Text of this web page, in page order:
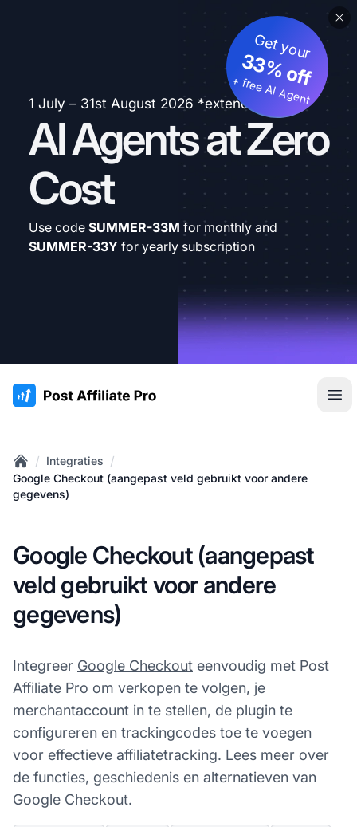
1 July – 31st August 2026 *extended
AI Agents at Zero
Cost
Get your
33% off
+ free AI Agent
Use code SUMMER-33M for monthly and
SUMMER-33Y for yearly subscription
:site.title
Home
/ Integraties /
Google Checkout (aangepast veld gebruikt voor andere
gegevens)
Google Checkout (aangepast
veld gebruikt voor andere
gegevens)
Integreer Google Checkout eenvoudig met Post
Affiliate Pro om verkopen te volgen, je
merchantaccount in te stellen, de plugin te
configureren en trackingcodes toe te voegen
voor effectieve affiliatetracking. Lees meer over
de functies, geschiedenis en alternatieven van
Google Checkout.